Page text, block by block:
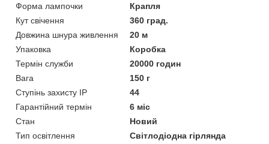
Форма лампочки
Крапля
Кут свічення
360 град.
Довжина шнура живлення
20 м
Упаковка
Коробка
Термін служби
20000 годин
Вага
150 г
Ступінь захисту IP
44
Гарантійний термін
6 міс
Стан
Новий
Тип освітлення
Світлодіодна гірлянда